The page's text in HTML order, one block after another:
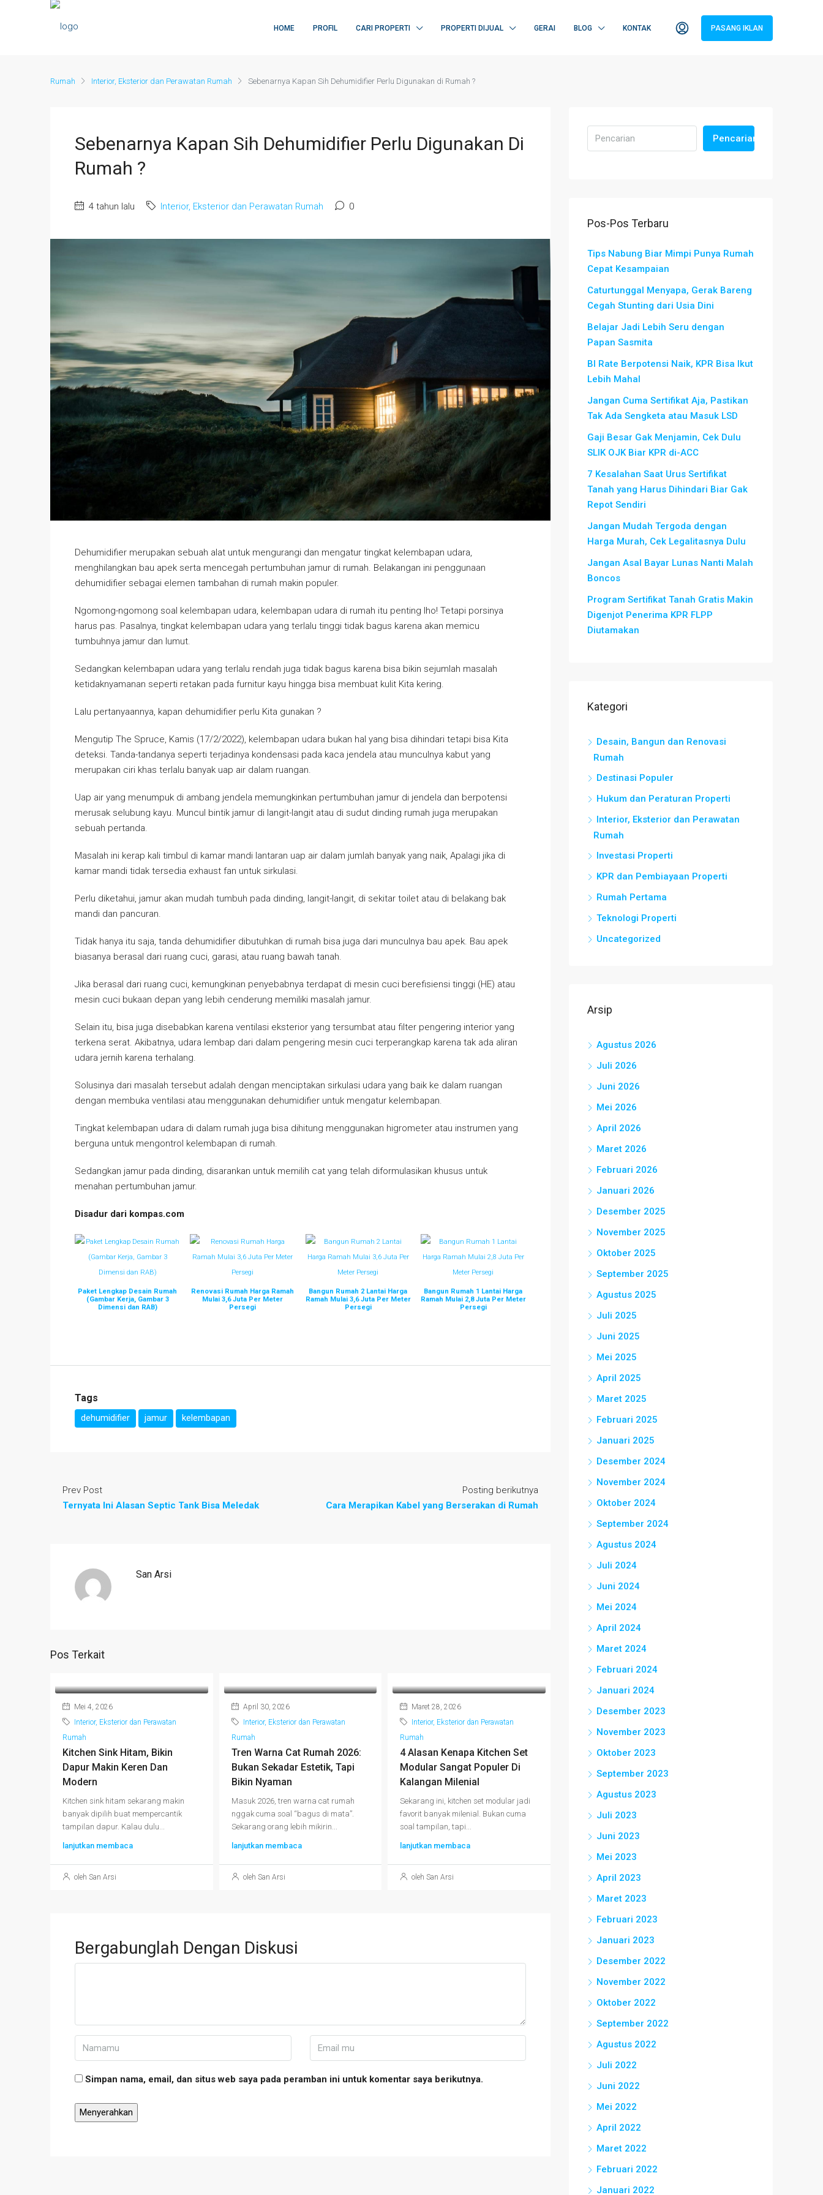
HOME PROFIL CARI PROPERTI PROPERTI DIJUAL GERAI BLOG KONTAK PASANG IKLAN
Rumah Interior, Eksterior dan Perawatan Rumah Sebenarnya Kapan Sih Dehumidifier Perlu Digunakan di Rumah ?
Sebenarnya Kapan Sih Dehumidifier Perlu Digunakan Di
Rumah ?
4 tahun lalu Interior, Eksterior dan Perawatan Rumah 0
Dehumidifier merupakan sebuah alat untuk mengurangi dan mengatur tingkat kelembapan udara,
menghilangkan bau apek serta mencegah pertumbuhan jamur di rumah. Belakangan ini penggunaan
dehumidifier sebagai elemen tambahan di rumah makin populer.
Ngomong-ngomong soal kelembapan udara, kelembapan udara di rumah itu penting lho! Tetapi porsinya
harus pas. Pasalnya, tingkat kelembapan udara yang terlalu tinggi tidak bagus karena akan memicu
tumbuhnya jamur dan lumut.
Sedangkan kelembapan udara yang terlalu rendah juga tidak bagus karena bisa bikin sejumlah masalah
ketidaknyamanan seperti retakan pada furnitur kayu hingga bisa membuat kulit Kita kering.
Lalu pertanyaannya, kapan dehumidifier perlu Kita gunakan ?
Mengutip The Spruce, Kamis (17/2/2022), kelembapan udara bukan hal yang bisa dihindari tetapi bisa Kita
deteksi. Tanda-tandanya seperti terjadinya kondensasi pada kaca jendela atau munculnya kabut yang
merupakan ciri khas terlalu banyak uap air dalam ruangan.
Uap air yang menumpuk di ambang jendela memungkinkan pertumbuhan jamur di jendela dan berpotensi
merusak selubung kayu. Muncul bintik jamur di langit-langit atau di sudut dinding rumah juga merupakan
sebuah pertanda.
Masalah ini kerap kali timbul di kamar mandi lantaran uap air dalam jumlah banyak yang naik, Apalagi jika di
kamar mandi tidak tersedia exhaust fan untuk sirkulasi.
Perlu diketahui, jamur akan mudah tumbuh pada dinding, langit-langit, di sekitar toilet atau di belakang bak
mandi dan pancuran.
Tidak hanya itu saja, tanda dehumidifier dibutuhkan di rumah bisa juga dari munculnya bau apek. Bau apek
biasanya berasal dari ruang cuci, garasi, atau ruang bawah tanah.
Jika berasal dari ruang cuci, kemungkinan penyebabnya terdapat di mesin cuci berefisiensi tinggi (HE) atau
mesin cuci bukaan depan yang lebih cenderung memiliki masalah jamur.
Selain itu, bisa juga disebabkan karena ventilasi eksterior yang tersumbat atau filter pengering interior yang
terkena serat. Akibatnya, udara lembap dari dalam pengering mesin cuci terperangkap karena tak ada aliran
udara jernih karena terhalang.
Solusinya dari masalah tersebut adalah dengan menciptakan sirkulasi udara yang baik ke dalam ruangan
dengan membuka ventilasi atau menggunakan dehumidifier untuk mengatur kelembapan.
Tingkat kelembapan udara di dalam rumah juga bisa dihitung menggunakan higrometer atau instrumen yang
berguna untuk mengontrol kelembapan di rumah.
Sedangkan jamur pada dinding, disarankan untuk memilih cat yang telah diformulasikan khusus untuk
menahan pertumbuhan jamur.
Disadur dari kompas.com
Paket Lengkap Desain Rumah
(Gambar Kerja, Gambar 3
Dimensi dan RAB)
Renovasi Rumah Harga Ramah
Mulai 3,6 Juta Per Meter
Persegi
Bangun Rumah 2 Lantai Harga
Ramah Mulai 3,6 Juta Per Meter
Persegi
Bangun Rumah 1 Lantai Harga
Ramah Mulai 2,8 Juta Per Meter
Persegi
Tags
dehumidifier jamur kelembapan
Prev Post
Ternyata Ini Alasan Septic Tank Bisa Meledak
Posting berikutnya
Cara Merapikan Kabel yang Berserakan di Rumah
San Arsi
Pos Terkait
Mei 4, 2026
Interior, Eksterior dan Perawatan
Rumah
Kitchen Sink Hitam, Bikin
Dapur Makin Keren Dan
Modern
Kitchen sink hitam sekarang makin
banyak dipilih buat mempercantik
tampilan dapur. Kalau dulu...
lanjutkan membaca
oleh San Arsi
April 30, 2026
Interior, Eksterior dan Perawatan
Rumah
Tren Warna Cat Rumah 2026:
Bukan Sekadar Estetik, Tapi
Bikin Nyaman
Masuk 2026, tren warna cat rumah
nggak cuma soal “bagus di mata”.
Sekarang orang lebih mikirin...
lanjutkan membaca
oleh San Arsi
Maret 28, 2026
Interior, Eksterior dan Perawatan
Rumah
4 Alasan Kenapa Kitchen Set
Modular Sangat Populer Di
Kalangan Milenial
Sekarang ini, kitchen set modular jadi
favorit banyak milenial. Bukan cuma
soal tampilan, tapi...
lanjutkan membaca
oleh San Arsi
Bergabunglah Dengan Diskusi
Simpan nama, email, dan situs web saya pada peramban ini untuk komentar saya berikutnya.
Pencarian
Pos-Pos Terbaru
Tips Nabung Biar Mimpi Punya Rumah
Cepat Kesampaian
Caturtunggal Menyapa, Gerak Bareng
Cegah Stunting dari Usia Dini
Belajar Jadi Lebih Seru dengan
Papan Sasmita
BI Rate Berpotensi Naik, KPR Bisa Ikut
Lebih Mahal
Jangan Cuma Sertifikat Aja, Pastikan
Tak Ada Sengketa atau Masuk LSD
Gaji Besar Gak Menjamin, Cek Dulu
SLIK OJK Biar KPR di-ACC
7 Kesalahan Saat Urus Sertifikat
Tanah yang Harus Dihindari Biar Gak
Repot Sendiri
Jangan Mudah Tergoda dengan
Harga Murah, Cek Legalitasnya Dulu
Jangan Asal Bayar Lunas Nanti Malah
Boncos
Program Sertifikat Tanah Gratis Makin
Digenjot Penerima KPR FLPP
Diutamakan
Kategori
Desain, Bangun dan Renovasi
Rumah
Destinasi Populer
Hukum dan Peraturan Properti
Interior, Eksterior dan Perawatan
Rumah
Investasi Properti
KPR dan Pembiayaan Properti
Rumah Pertama
Teknologi Properti
Uncategorized
Arsip
Agustus 2026
Juli 2026
Juni 2026
Mei 2026
April 2026
Maret 2026
Februari 2026
Januari 2026
Desember 2025
November 2025
Oktober 2025
September 2025
Agustus 2025
Juli 2025
Juni 2025
Mei 2025
April 2025
Maret 2025
Februari 2025
Januari 2025
Desember 2024
November 2024
Oktober 2024
September 2024
Agustus 2024
Juli 2024
Juni 2024
Mei 2024
April 2024
Maret 2024
Februari 2024
Januari 2024
Desember 2023
November 2023
Oktober 2023
September 2023
Agustus 2023
Juli 2023
Juni 2023
Mei 2023
April 2023
Maret 2023
Februari 2023
Januari 2023
Desember 2022
November 2022
Oktober 2022
September 2022
Agustus 2022
Juli 2022
Juni 2022
Mei 2022
April 2022
Maret 2022
Februari 2022
Januari 2022